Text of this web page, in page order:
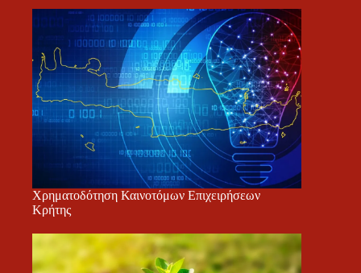
Χρηματοδότηση Καινοτόμων Επιχειρήσεων
Κρήτης